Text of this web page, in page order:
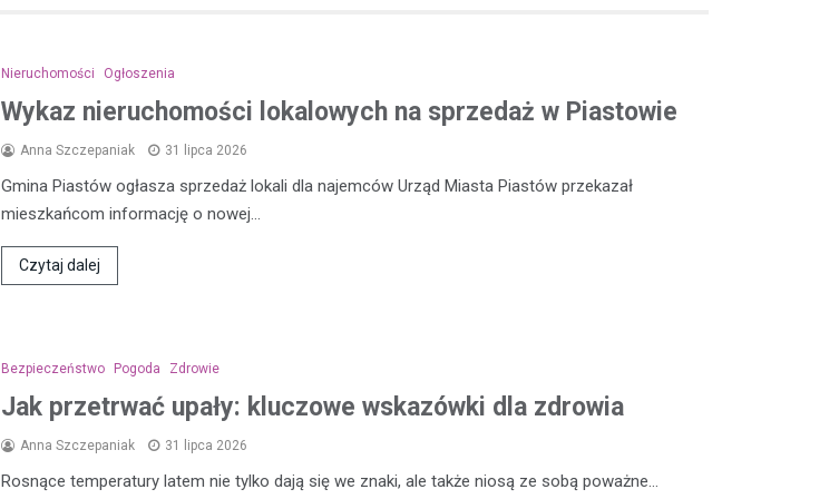
Nieruchomości Ogłoszenia
Wykaz nieruchomości lokalowych na sprzedaż w Piastowie
Anna Szczepaniak 31 lipca 2026
Gmina Piastów ogłasza sprzedaż lokali dla najemców Urząd Miasta Piastów przekazał
mieszkańcom informację o nowej…
Czytaj dalej
Bezpieczeństwo Pogoda Zdrowie
Jak przetrwać upały: kluczowe wskazówki dla zdrowia
Anna Szczepaniak 31 lipca 2026
Rosnące temperatury latem nie tylko dają się we znaki, ale także niosą ze sobą poważne…